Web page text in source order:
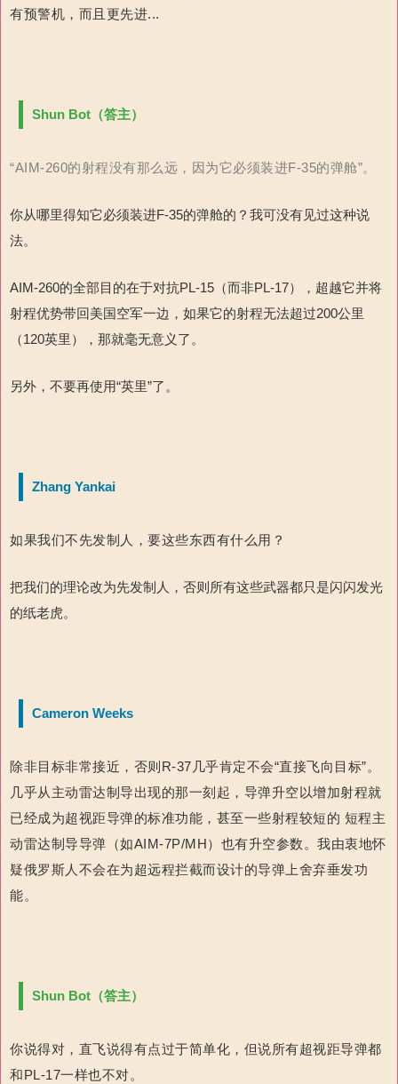
有预警机，而且更先进...
Shun Bot（答主）
“AIM-260的射程没有那么远，因为它必须装进F-35的弹舱”。
你从哪里得知它必须装进F-35的弹舱的？我可没有见过这种说
法。
AIM-260的全部目的在于对抗PL-15（而非PL-17），超越它并将
射程优势带回美国空军一边，如果它的射程无法超过200公里
（120英里），那就毫无意义了。
另外，不要再使用“英里”了。
Zhang Yankai
如果我们不先发制人，要这些东西有什么用？
把我们的理论改为先发制人，否则所有这些武器都只是闪闪发光
的纸老虎。
Cameron Weeks
除非目标非常接近，否则R-37几乎肯定不会“直接飞向目标”。
几乎从主动雷达制导出现的那一刻起，导弹升空以增加射程就
已经成为超视距导弹的标准功能，甚至一些射程较短的 短程主
动雷达制导导弹（如AIM-7P/MH）也有升空参数。我由衷地怀
疑俄罗斯人不会在为超远程拦截而设计的导弹上舍弃垂发功
能。
Shun Bot（答主）
你说得对，直飞说得有点过于简单化，但说所有超视距导弹都
和PL-17一样也不对。